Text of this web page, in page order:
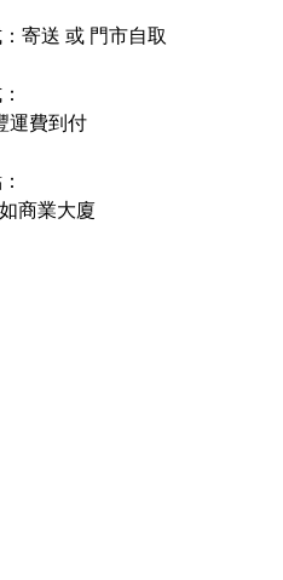
寄送 或 門市自取
運費到付
商業大廈